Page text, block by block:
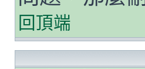
回頂端